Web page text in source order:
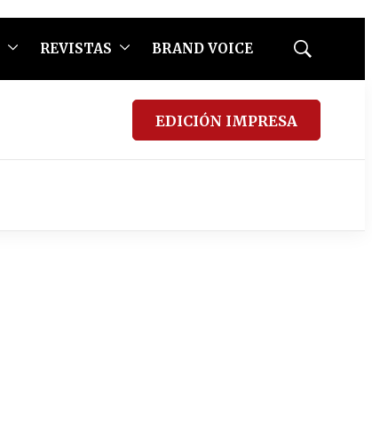
REVISTAS BRAND VOICE
Mostrar
EDICIÓN IMPRESA